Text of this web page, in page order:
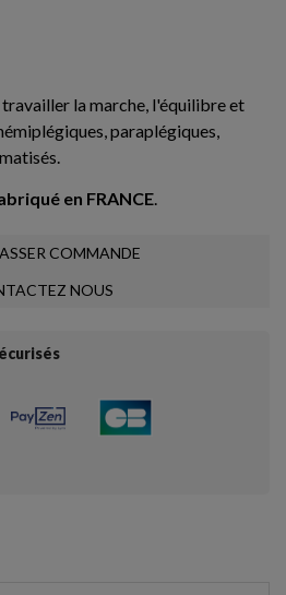
la marche, l'équilibre et
paraplégiques,
en FRANCE
COMMANDE
NOUS